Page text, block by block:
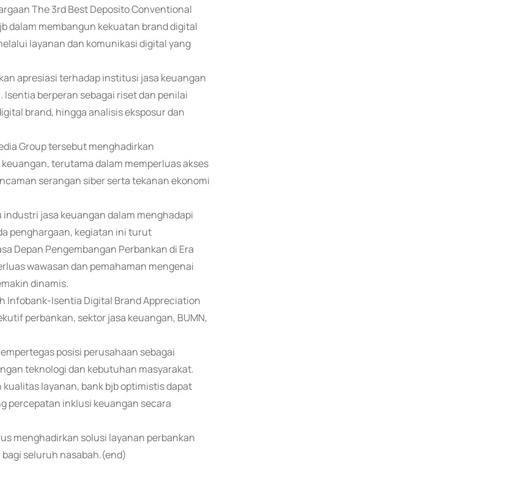
The 3rd Best Deposito Conventional
dalam membangun kekuatan brand digital
layanan dan komunikasi digital yang
apresiasi terhadap institusi jasa keuangan
berperan sebagai riset dan penilai
brand, hingga analisis eksposur dan
Group tersebut menghadirkan
terutama dalam memperluas akses
serangan siber serta tekanan ekonomi
jasa keuangan dalam menghadapi
penghargaan, kegiatan ini turut
Depan Pengembangan Perbankan di Era
wawasan dan pemahaman mengenai
dinamis.
Infobank-Isentia Digital Brand Appreciation
perbankan, sektor jasa keuangan, BUMN,
posisi perusahaan sebagai
teknologi dan kebutuhan masyarakat.
layanan, bank bjb optimistis dapat
percepatan inklusi keuangan secara
menghadirkan solusi layanan perbankan
seluruh nasabah.(end)